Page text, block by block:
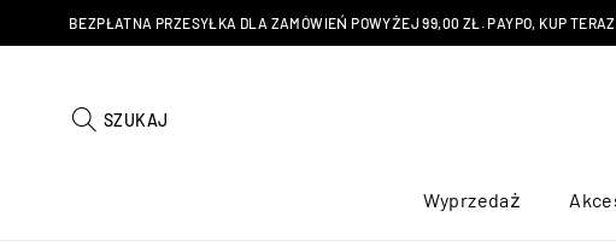
BEZPŁATNA PRZESYŁKA DLA ZAMÓWIEŃ POWYŻEJ 99,00 ZŁ. PAYPO, KUP
SZUKAJ
Wyprzedaż